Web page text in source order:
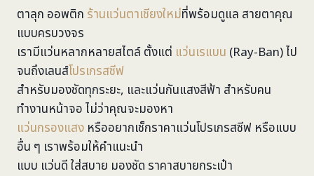
ตาลุก ออพติก ร้านแว่นตาเชียงใหม่ที่พร้อมดูแล สายตาคุณ
แบบครบวงจร
เรามีแว่นหลากหลายสไตล์ ตั้งแต่ แว่นเรแบน (Ray-Ban) ไป
จนถึงเลนส์โปรเกรสซีฟ
สำหรับมองชัดทุกระยะ, และแว่นกันแสงสีฟ้า สำหรับคน
ทำงานหน้าจอ ไม่ว่าคุณจะมองหา
แว่นกรองแสง หรืออยากเช็กราคาแว่นโปรเกรสซีฟ หรือแบบ
อื่น ๆ เราพร้อมให้คำแนะนำ
แบบ แว่นดี ใส่สบาย มองชัด ราคาสบายกระเป๋า